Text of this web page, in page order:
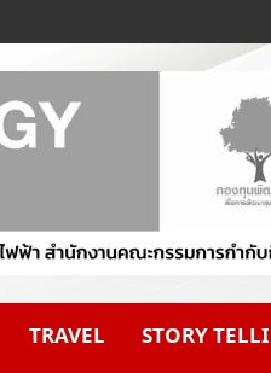
TRAVEL STORY